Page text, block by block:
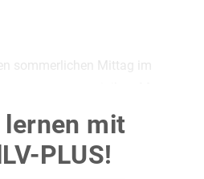
sommerlichen Mittag im
Handarbeiten, wobei Effi „von
nieder [legt], [...] um unter
Beugungen und
lernen mit
PLUS!